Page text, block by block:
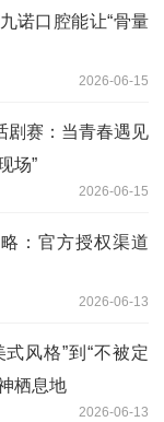
诺口腔能让“骨量
2026-06-15
剧赛：当青春遇见
场”
2026-06-15
：官方授权渠道
2026-06-13
风格”到“不被定
栖息地
2026-06-13